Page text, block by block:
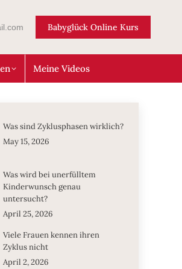
Babyglück Online Kurs
Meine Videos
Was sind Zyklusphasen wirklich?
May 15, 2026
Was wird bei unerfülltem
Kinderwunsch genau
untersucht?
April 25, 2026
Viele Frauen kennen ihren
Zyklus nicht
April 2, 2026